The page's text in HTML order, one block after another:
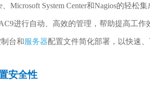
Microsoft System Center和Nagios的轻松
进行自动、高效的管理，帮助提高工作
台和服务器配置文件简化部署，以快速
安全性